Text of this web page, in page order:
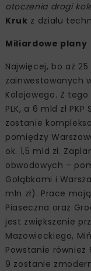
otoczenia drogi
Kruk z działu
Miliardowe plany
Najwięcej, bo aż
zainwestowanych
Kolejowego. Z tego
PLK, a 6 mld zł
zostanie
pomiędzy
ok. 1,5 mld zł.
obwodowych –
Gołąbkami i
mln zł). Prace
Piaseczna oraz
jest zwiększenie
Mazowieckiego,
Powstanie
9 zostanie